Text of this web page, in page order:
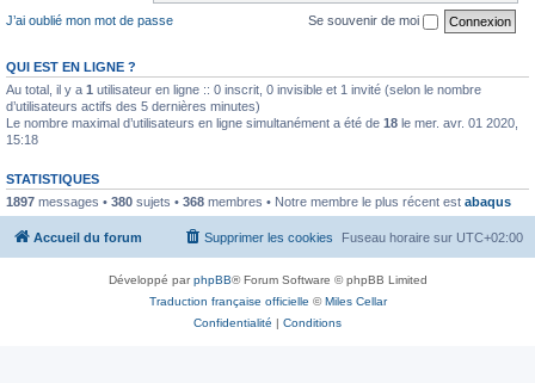
J’ai oublié mon mot de passe
Se souvenir de moi
QUI EST EN LIGNE ?
Au total, il y a 1 utilisateur en ligne :: 0 inscrit, 0 invisible et 1 invité (selon le nombre
d’utilisateurs actifs des 5 dernières minutes)
Le nombre maximal d’utilisateurs en ligne simultanément a été de 18 le mer. avr. 01 2020,
15:18
STATISTIQUES
1897 messages • 380 sujets • 368 membres • Notre membre le plus récent est abaqus
Accueil du forum Fuseau horaire sur UTC+02:00
Supprimer les cookies
Développé parphpBB® Forum Software © phpBB Limited
Traduction française officielle ©Miles Cellar
Confidentialité | Conditions